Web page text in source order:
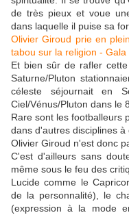
de très pieux et voue
dans laquelle il puise sa
Olivier Giroud prie en
tabou sur la religion - Gala
Et bien sûr de rafler
Saturne/Pluton
céleste séjournait en
Ciel/Vénus/Pluton dans le
Rare sont les footballeurs
dans d'autres disciplines
Olivier Giroud n'est donc
C'est d'ailleurs sans
même sous le feu des
Lucide comme le
de la personnalité), le
(expression à la mode